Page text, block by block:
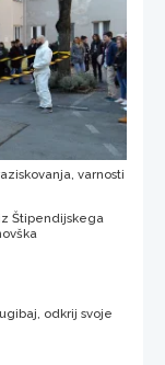
varnosti
Štipendijskega
odkrij svoje